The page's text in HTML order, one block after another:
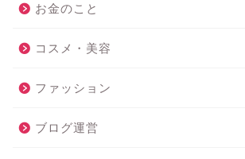
お金のこと
コスメ・美容
ファッション
ブログ運営